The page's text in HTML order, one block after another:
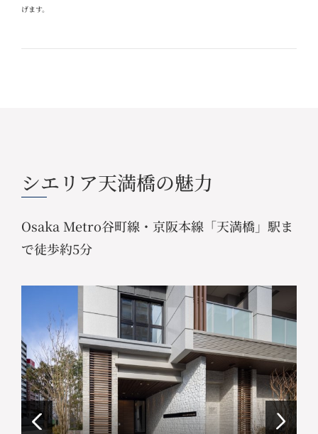
げます。
シエリア天満橋の魅力
Osaka Metro谷町線・京阪本線「天満橋」駅ま
で徒歩約5分